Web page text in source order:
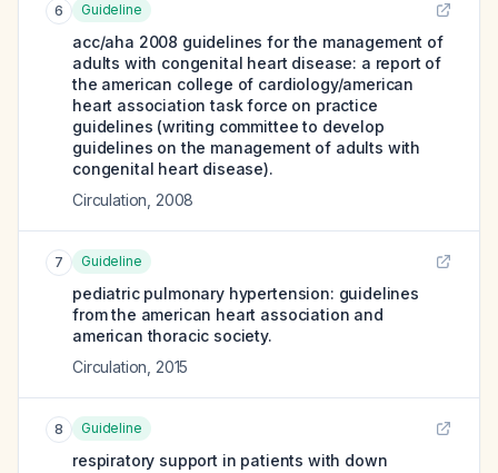
6 Guideline
acc/aha 2008 guidelines for the management of
adults with congenital heart disease: a report of
the american college of cardiology/american
heart association task force on practice
guidelines (writing committee to develop
guidelines on the management of adults with
congenital heart disease).
Circulation 2008
7 Guideline
pediatric pulmonary hypertension: guidelines
from the american heart association and
american thoracic society.
Circulation 2015
8 Guideline
respiratory support in patients with down